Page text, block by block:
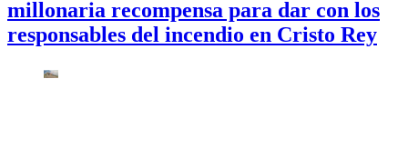
millonaria recompensa para dar con los
responsables del incendio en Cristo Rey